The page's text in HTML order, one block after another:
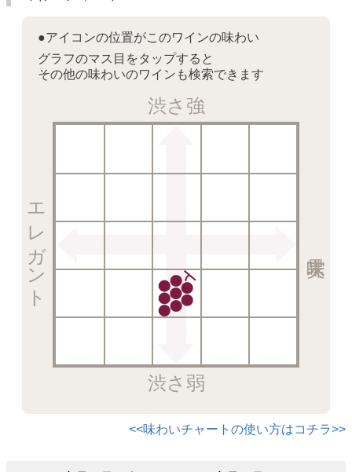
●アイコンの位置がこのワインの味わい
グラフのマス目をタップすると
その他の味わいのワインも検索できます
渋さ強
渋さ弱
エレガント
<<味わいチャートの使い方はコチラ>>